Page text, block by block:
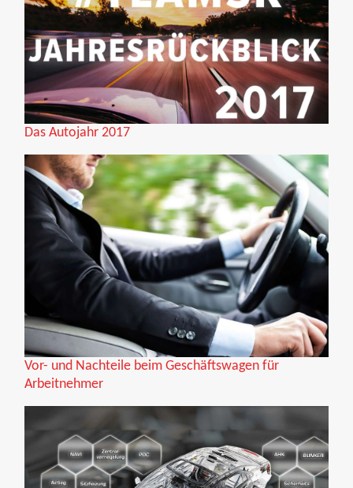
Das Autojahr 2017
Vor- und Nachteile beim Geschäftswagen für
Arbeitnehmer